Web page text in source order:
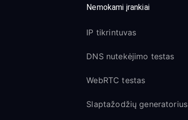
Nemokami įrankiai
IP tikrintuvas
DNS nutekėjimo testas
WebRTC testas
Slaptažodžių generatorius